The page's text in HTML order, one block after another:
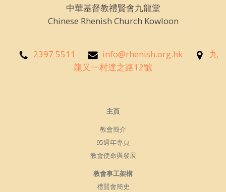
中華基督教禮賢會九龍堂
Chinese Rhenish Church Kowloon
2397 5511 info@rhenish.org.hk
九
龍又一村達之路12號
主頁
教會簡介
95週年專頁
教會使命與發展
教會事工架構
禮賢會簡史